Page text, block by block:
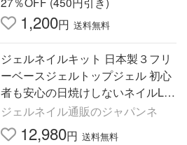
1,200円 送料無料
ジェルネイルキット 日本製３フリ
ーベースジェルトップジェル 初心
者も安心の日焼けしないネイルLE
Dライト オフィスカラージェル１
０個付スターターセットn2
ジェルネイル通販のジャパンネ
12,980円 送料無料